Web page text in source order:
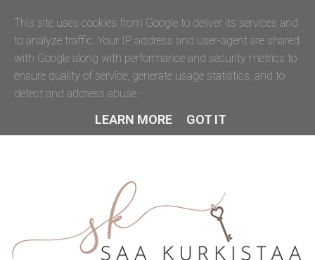
This site uses cookies from Google to deliver its services and
to analyze traffic. Your IP address and user-agent are shared
with Google along with performance and security metrics to
ensure quality of service, generate usage statistics, and to
detect and address abuse.
LEARN MORE GOT IT